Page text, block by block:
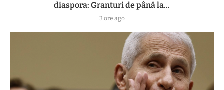
diaspora: Granturi de până la...
3 ore ago